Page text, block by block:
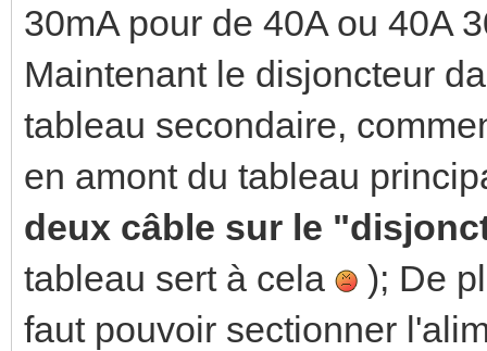
30mA pour de 40A ou 40A
Maintenant le disjoncteur
tableau secondaire,
en amont du tableau
deux câble sur le
tableau sert à cela
); De
faut pouvoir sectionner